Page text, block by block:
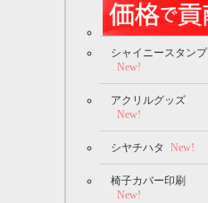
シャイニースタンプ
New!
アクリルグッズ
New!
シヤチハタ New!
椅子カバー印刷
New!